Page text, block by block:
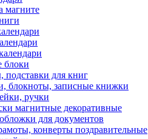
магните
блоки
подставки для книг
блокноты, записные книжки
ручки
магнитные декоративные
для документов
конверты поздравительные